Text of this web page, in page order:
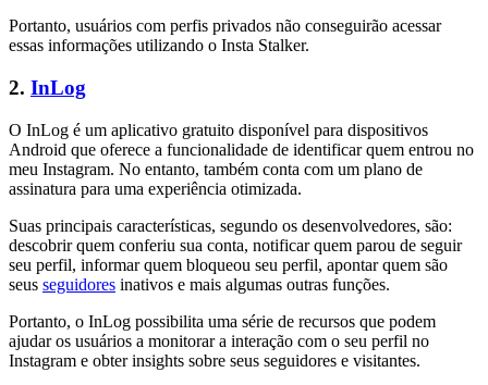
Portanto, usuários com perfis privados não conseguirão acessar
essas informações utilizando o Insta Stalker.
2. InLog
O InLog é um aplicativo gratuito disponível para dispositivos
Android que oferece a funcionalidade de identificar quem entrou no
meu Instagram. No entanto, também conta com um plano de
assinatura para uma experiência otimizada.
Suas principais características, segundo os desenvolvedores, são:
descobrir quem conferiu sua conta, notificar quem parou de seguir
seu perfil, informar quem bloqueou seu perfil, apontar quem são
seus seguidores inativos e mais algumas outras funções.
Portanto, o InLog possibilita uma série de recursos que podem
ajudar os usuários a monitorar a interação com o seu perfil no
Instagram e obter insights sobre seus seguidores e visitantes.